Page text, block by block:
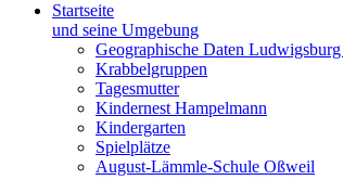
Startseite
und seine Umgebung
Geographische Daten
Krabbelgruppen
Tagesmutter
Kindernest Hampelmann
Kindergarten
Spielplätze
August-Lämmle-Schule Oßweil